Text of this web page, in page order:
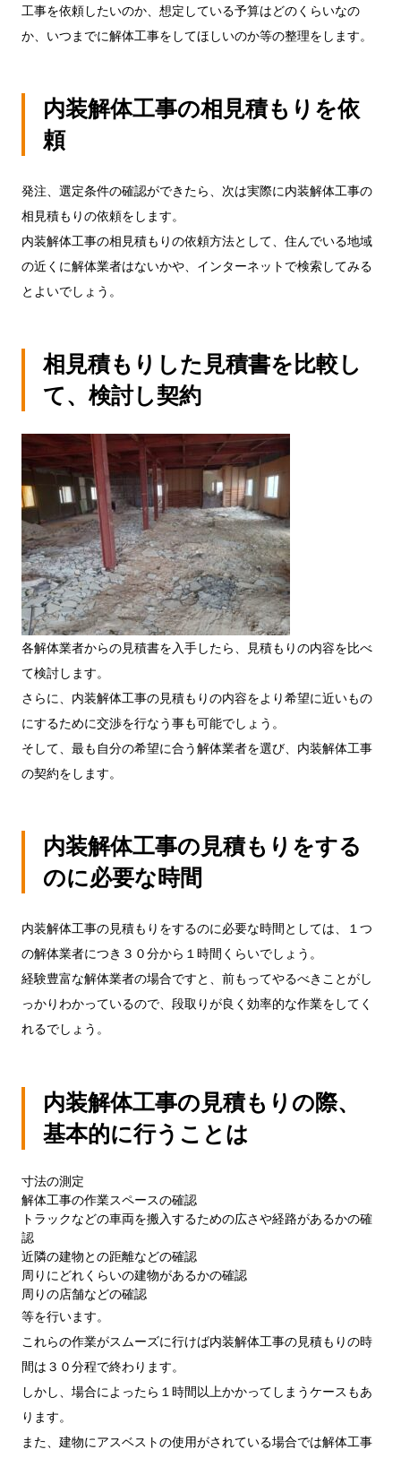
工事を依頼したいのか、想定している予算はどのくらいなの
か、いつまでに解体工事をしてほしいのか等の整理をします。
内装解体工事の相見積もりを依
頼
発注、選定条件の確認ができたら、次は実際に内装解体工事の
相見積もりの依頼をします。
内装解体工事の相見積もりの依頼方法として、住んでいる地域
の近くに解体業者はないかや、インターネットで検索してみる
とよいでしょう。
相見積もりした見積書を比較し
て、検討し契約
各解体業者からの見積書を入手したら、見積もりの内容を比べ
て検討します。
さらに、内装解体工事の見積もりの内容をより希望に近いもの
にするために交渉を行なう事も可能でしょう。
そして、最も自分の希望に合う解体業者を選び、内装解体工事
の契約をします。
内装解体工事の見積もりをする
のに必要な時間
内装解体工事の見積もりをするのに必要な時間としては、１つ
の解体業者につき３０分から１時間くらいでしょう。
経験豊富な解体業者の場合ですと、前もってやるべきことがし
っかりわかっているので、段取りが良く効率的な作業をしてく
れるでしょう。
内装解体工事の見積もりの際、
基本的に行うことは
寸法の測定
解体工事の作業スペースの確認
トラックなどの車両を搬入するための広さや経路があるかの確
認
近隣の建物との距離などの確認
周りにどれくらいの建物があるかの確認
周りの店舗などの確認
等を行います。
これらの作業がスムーズに行けば内装解体工事の見積もりの時
間は３０分程で終わります。
しかし、場合によったら１時間以上かかってしまうケースもあ
ります。
また、建物にアスベストの使用がされている場合では解体工事